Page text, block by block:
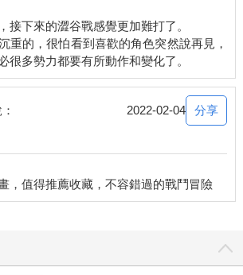
接下來的澀谷戰感覺更加難打了。
重的，很怕看到喜歡的角色突然說再見，
2022-02-04 分享